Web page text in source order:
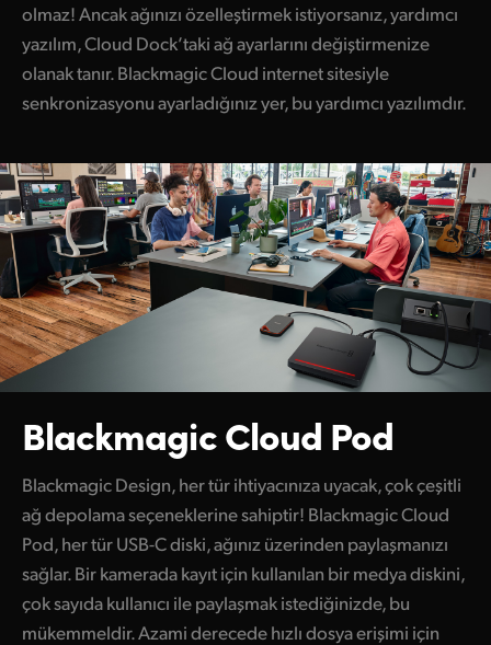
olmaz! Ancak ağınızı özelleştirmek istiyorsanız, yardımcı
yazılım, Cloud Dock’taki ağ ayarlarını değiştirmenize
olanak tanır. Blackmagic Cloud internet sitesiyle
senkronizasyonu ayarladığınız yer, bu yardımcı yazılımdır.
Blackmagic Cloud Pod
Blackmagic Design, her tür ihtiyacınıza uyacak, çok çeşitli
ağ depolama seçeneklerine sahiptir! Blackmagic Cloud
Pod, her tür USB-C diski, ağınız üzerinden paylaşmanızı
sağlar. Bir kamerada kayıt için kullanılan bir medya diskini,
çok sayıda kullanıcı ile paylaşmak istediğinizde, bu
mükemmeldir. Azami derecede hızlı dosya erişimi için